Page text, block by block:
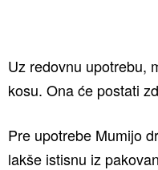
Uz redovnu upotrebu,
kosu. Ona će postati
Pre upotrebe Mumijo
lakše istisnu iz